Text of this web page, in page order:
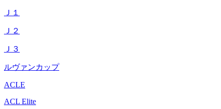
Ｊ１
Ｊ２
Ｊ３
ルヴァンカップ
ACLE
ACL Elite